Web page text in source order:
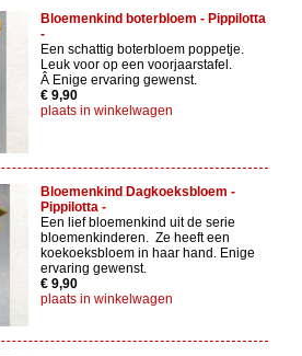
Bloemenkind boterbloem - Pippilotta
-
Een schattig boterbloem poppetje.
Leuk voor op een voorjaarstafel.
Â Enige ervaring gewenst.
€ 9,90
plaats in winkelwagen
Bloemenkind Dagkoeksbloem -
Pippilotta -
Een lief bloemenkind uit de serie
bloemenkinderen. Ze heeft een
koekoeksbloem in haar hand. Enige
ervaring gewenst.
€ 9,90
plaats in winkelwagen